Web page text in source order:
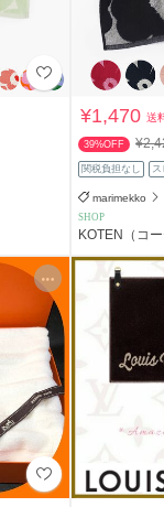
¥1,470送
39%OFF
関税負担なし ス
marimekko
SHOP
KOTEN（コー